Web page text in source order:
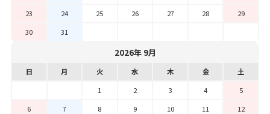
23
24 25 26 27 28
29
30
31
2026年 9月
日 月 火 水 木 金
土
1
2 3 4
5
6
7 8 9 10 11
12